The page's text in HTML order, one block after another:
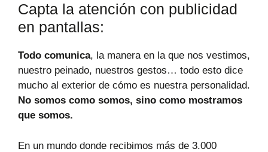
Capta la atención con publicidad
en pantallas:
Todo comunica, la manera en la que nos vestimos,
nuestro peinado, nuestros gestos… todo esto dice
mucho al exterior de cómo es nuestra personalidad.
No somos como somos, sino como mostramos
que somos.
En un mundo donde recibimos más de 3.000